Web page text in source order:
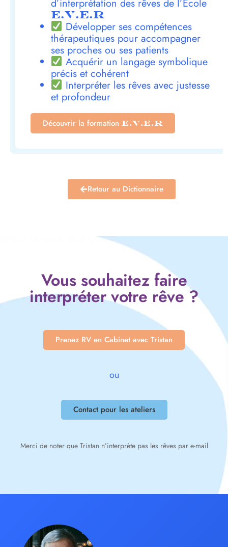
d’interprétation des rêves de l’École
E.V.E.R
Développer ses compétences
thérapeutiques pour accompagner
ses proches ou ses patients
Acquérir un langage symbolique
précis et cohérent
Interpréter les rêves avec justesse
et profondeur
Découvrir la formation E.V.E.R
Retour au Dictionnaire
Vous souhaitez faire
interpréter votre rêve ?
Prenez RV en Cabinet avec Tristan
ou
Contact pour les ateliers
Merci de noter que Tristan n’interprète pas les rêves par e-mail